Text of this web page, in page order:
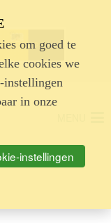
om goed te
cookies we
instellingen
in onze
instellingen